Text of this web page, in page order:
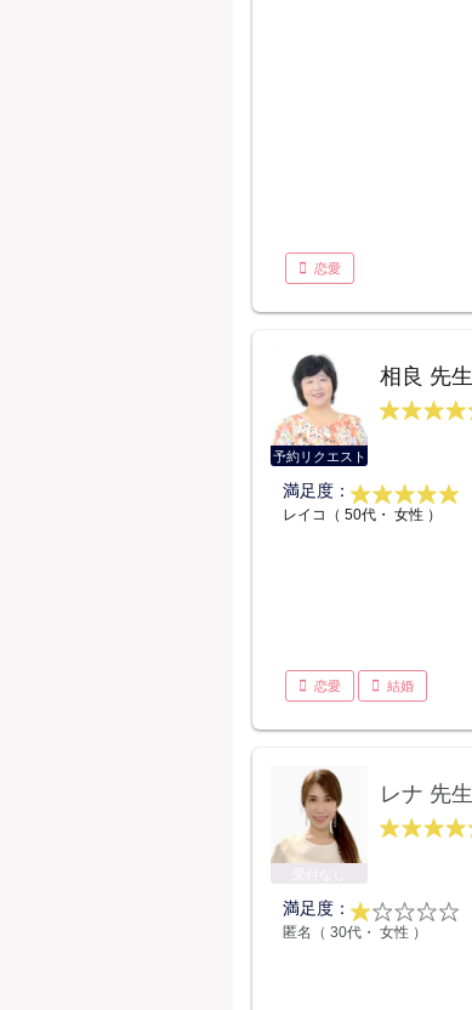
恋愛
予約リクエスト
相良 先生
満足度：
レイコ（ 50代・ 女性 ）
恋愛 結婚
レナ 先生
満足度：
匿名（ 30代・ 女性 ）